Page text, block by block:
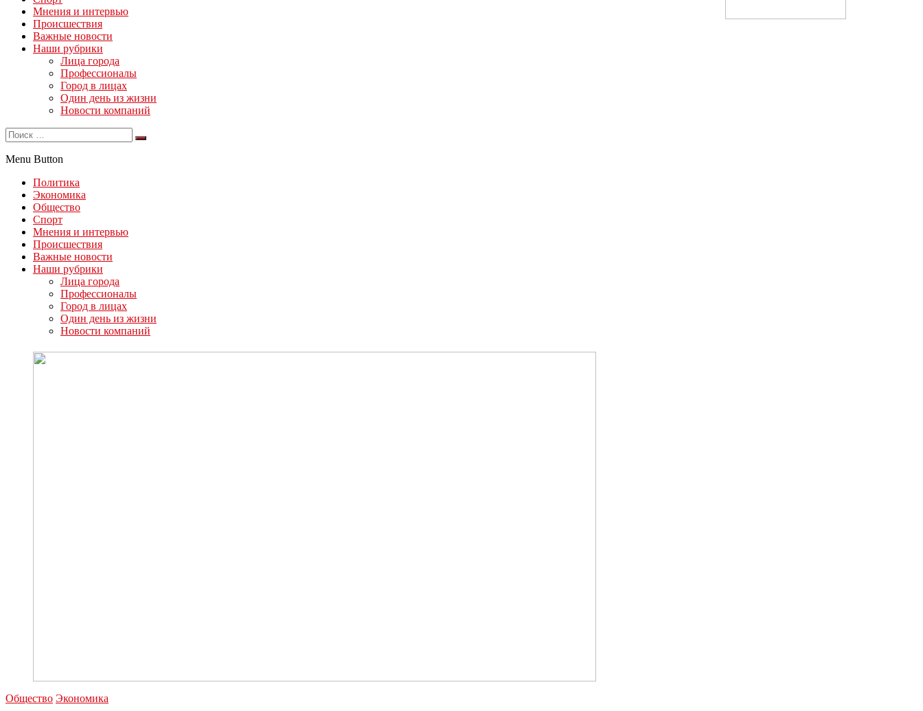
Мнения и интервью
Происшествия
Важные новости
Наши рубрики
Лица города
Профессионалы
Город в лицах
Один день из жизни
Новости компаний
Menu Button
Политика
Экономика
Общество
Спорт
Мнения и интервью
Происшествия
Важные новости
Наши рубрики
Лица города
Профессионалы
Город в лицах
Один день из жизни
Новости компаний
Общество Экономика